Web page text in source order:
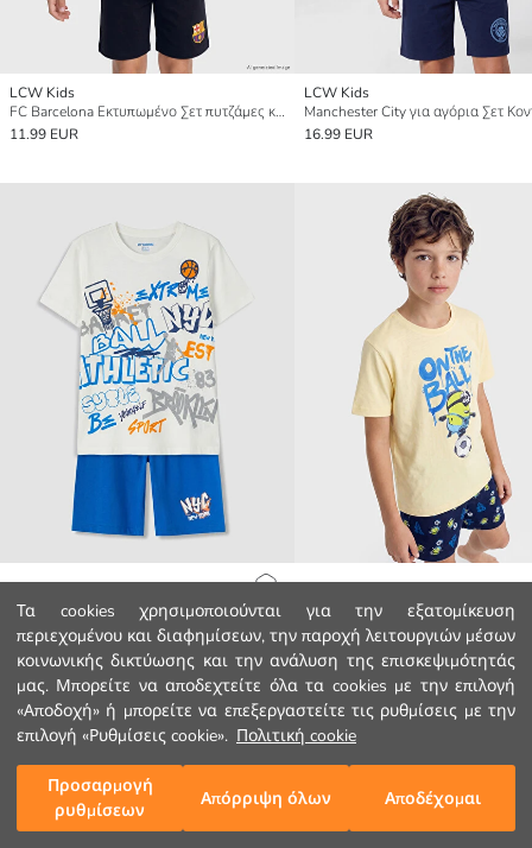
Τα cookies χρησιμοποιούνται για την εξατομίκευση
περιεχομένου και διαφημίσεων, την παροχή λειτουργιών μέσων
κοινωνικής δικτύωσης και την ανάλυση της επισκεψιμότητάς
μας. Μπορείτε να αποδεχτείτε όλα τα cookies με την επιλογή
«Αποδοχή» ή μπορείτε να επεξεργαστείτε τις ρυθμίσεις με την
επιλογή «Ρυθμίσεις cookie». Πολιτική cookie
Προσαρμογή
ρυθμίσεων
Απόρριψη όλων Αποδέχομαι
Αρχική Σελίδα
Κατηγορίες
Το Καλάθι μου
LCW Kids
FC Barcelona Εκτυπωμένο Σετ πυτζάμες κοντό για αγόρια
11.99 EUR
LCW Kids
16.99 EUR
Σετ κοντές πυτζάμες με στρογγυλή λαιμόκοψη για αγόρια
7.99 EUR
14.99 EUR
1 /